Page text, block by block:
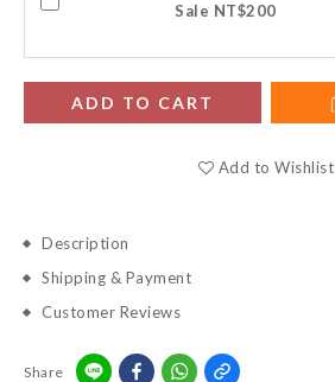
Sale NT$200
ADD TO CART
Add to Wishlist
Description
Shipping & Payment
Customer Reviews
Share